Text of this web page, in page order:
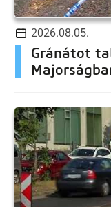
2026.08.05.
Gránátot